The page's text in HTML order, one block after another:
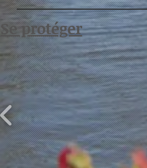
Se protéger